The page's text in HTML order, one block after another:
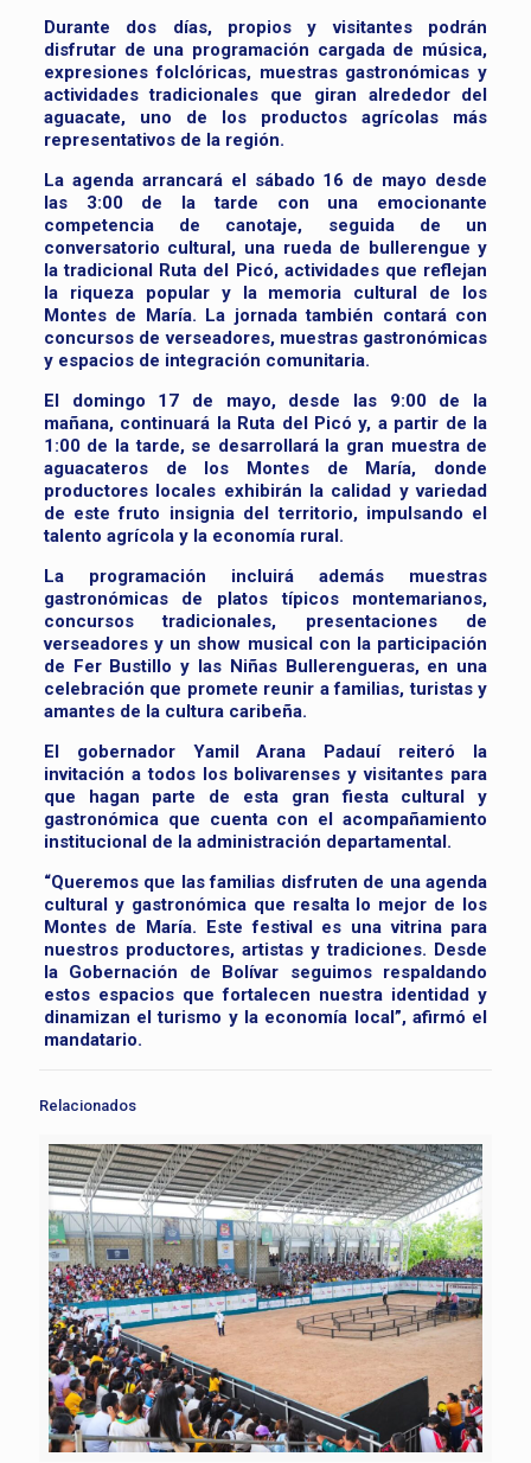
Durante dos días, propios y visitantes podrán
disfrutar de una programación cargada de música,
expresiones folclóricas, muestras gastronómicas y
actividades tradicionales que giran alrededor del
aguacate, uno de los productos agrícolas más
representativos de la región.
La agenda arrancará el sábado 16 de mayo desde
las 3:00 de la tarde con una emocionante
competencia de canotaje, seguida de un
conversatorio cultural, una rueda de bullerengue y
la tradicional Ruta del Picó, actividades que reflejan
la riqueza popular y la memoria cultural de los
Montes de María. La jornada también contará con
concursos de verseadores, muestras gastronómicas
y espacios de integración comunitaria.
El domingo 17 de mayo, desde las 9:00 de la
mañana, continuará la Ruta del Picó y, a partir de la
1:00 de la tarde, se desarrollará la gran muestra de
aguacateros de los Montes de María, donde
productores locales exhibirán la calidad y variedad
de este fruto insignia del territorio, impulsando el
talento agrícola y la economía rural.
La programación incluirá además muestras
gastronómicas de platos típicos montemarianos,
concursos tradicionales, presentaciones de
verseadores y un show musical con la participación
de Fer Bustillo y las Niñas Bullerengueras, en una
celebración que promete reunir a familias, turistas y
amantes de la cultura caribeña.
El gobernador Yamil Arana Padauí reiteró la
invitación a todos los bolivarenses y visitantes para
que hagan parte de esta gran fiesta cultural y
gastronómica que cuenta con el acompañamiento
institucional de la administración departamental.
“Queremos que las familias disfruten de una agenda
cultural y gastronómica que resalta lo mejor de los
Montes de María. Este festival es una vitrina para
nuestros productores, artistas y tradiciones. Desde
la Gobernación de Bolívar seguimos respaldando
estos espacios que fortalecen nuestra identidad y
dinamizan el turismo y la economía local”, afirmó el
mandatario.
Relacionados